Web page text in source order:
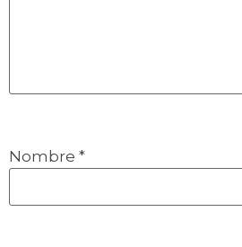
Nombre *